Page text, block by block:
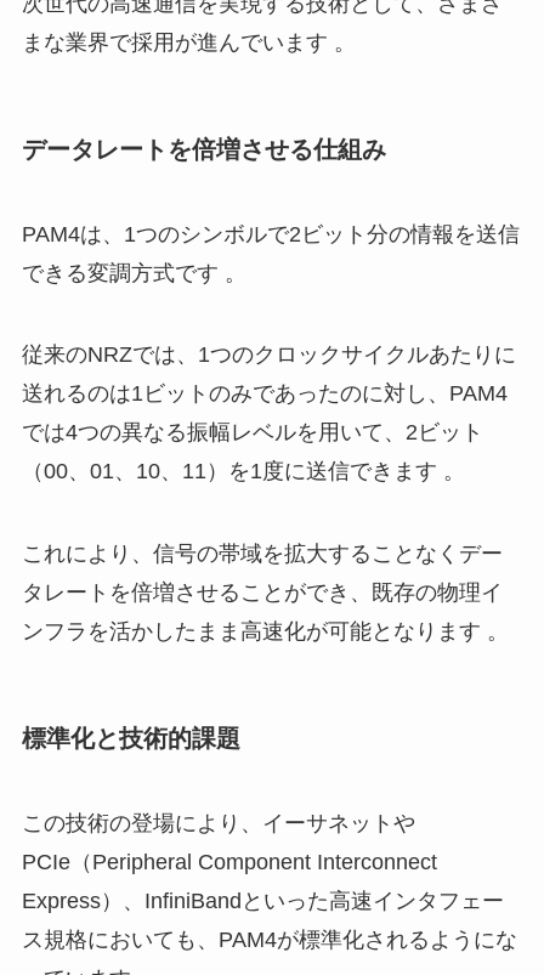
まな業界で採用が進んでいます 。
データレートを倍増させる仕組み
PAM4は、1つのシンボルで2ビット分の情報を送信
できる変調方式です 。
従来のNRZでは、1つのクロックサイクルあたりに
送れるのは1ビットのみであったのに対し、PAM4
では4つの異なる振幅レベルを用いて、2ビット
（00、01、10、11）を1度に送信できます 。
これにより、信号の帯域を拡大することなくデー
タレートを倍増させることができ、既存の物理イ
ンフラを活かしたまま高速化が可能となります 。
標準化と技術的課題
この技術の登場により、イーサネットや
PCIe（Peripheral Component Interconnect
Express）、InfiniBandといった高速インタフェー
ス規格においても、PAM4が標準化されるようにな